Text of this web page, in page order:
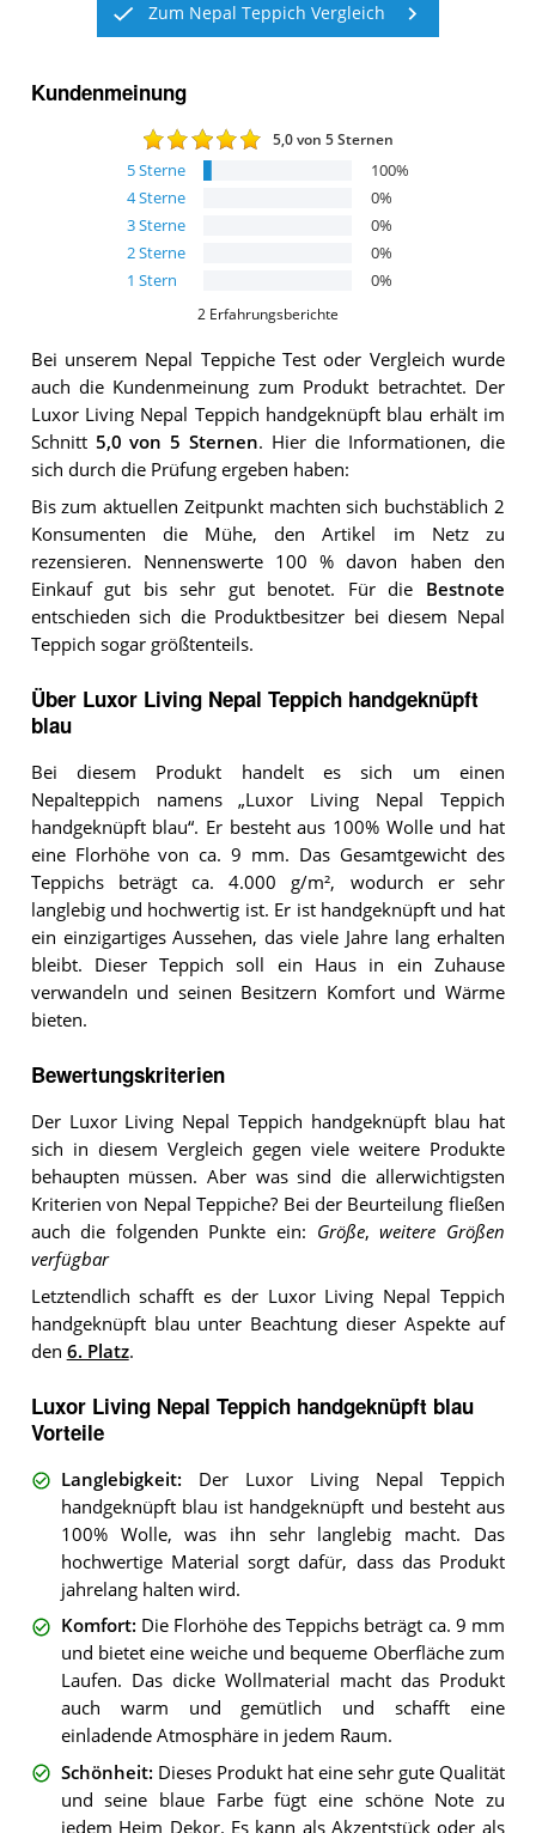
Zum Nepal Teppich Vergleich
Kundenmeinung
5,0von 5 Sternen
5Sterne 100%
4Sterne 0%
3Sterne 0%
2Sterne 0%
1 Stern 0%
2 Erfahrungsberichte
Bei unserem Nepal TeppicheTest oder Vergleich wurde
auch die Kundenmeinung zum Produkt betrachtet. Der
Luxor Living Nepal Teppich handgeknüpft blau erhält im
Schnitt 5,0 von 5 Sternen. Hier die Informationen, die
sich durch die Prüfung ergeben haben:
Bis zum aktuellen Zeitpunkt machten sich buchstäblich 2
Konsumenten die Mühe, den Artikel im Netz zu
rezensieren. Nennenswerte 100 % davon haben den
Einkauf gut bis sehr gut benotet. Für die Bestnote
entschieden sich die Produktbesitzer bei diesem Nepal
Teppich sogar größtenteils.
Über Luxor Living Nepal Teppich handgeknüpft
blau
Bei diesem Produkt handelt es sich um einen
Nepalteppich namens „Luxor Living Nepal Teppich
handgeknüpft blau“. Er besteht aus 100% Wolle und hat
eine Florhöhe von ca. 9 mm. Das Gesamtgewicht des
Teppichs beträgt ca. 4.000 g/m², wodurch er sehr
langlebig und hochwertig ist. Er ist handgeknüpft und hat
ein einzigartiges Aussehen, das viele Jahre lang erhalten
bleibt. Dieser Teppich soll ein Haus in ein Zuhause
verwandeln und seinen Besitzern Komfort und Wärme
bieten.
Bewertungskriterien
Der Luxor Living Nepal Teppich handgeknüpft blau hat
sich in diesem Vergleich gegen viele weitere Produkte
behaupten müssen. Aber was sind die allerwichtigsten
Kriterien von Nepal Teppiche? Bei der Beurteilung fließen
auch die folgenden Punkte ein: Größe,weitere Größen
verfügbar
Letztendlich schafft es der Luxor Living Nepal Teppich
handgeknüpft blau unter Beachtung dieser Aspekte auf
den 6. Platz.
Luxor Living Nepal Teppich handgeknüpft blau
Vorteile
Langlebigkeit: Der Luxor Living Nepal Teppich
handgeknüpft blau ist handgeknüpft und besteht aus
100% Wolle, was ihn sehr langlebig macht. Das
hochwertige Material sorgt dafür, dass das Produkt
jahrelang halten wird.
Komfort: Die Florhöhe des Teppichs beträgt ca. 9 mm
und bietet eine weiche und bequeme Oberfläche zum
Laufen. Das dicke Wollmaterial macht das Produkt
auch warm und gemütlich und schafft eine
einladende Atmosphäre in jedem Raum.
Schönheit: Dieses Produkt hat eine sehr gute Qualität
und seine blaue Farbe fügt eine schöne Note zu
jedem Heim Dekor. Es kann als Akzentstück oder als